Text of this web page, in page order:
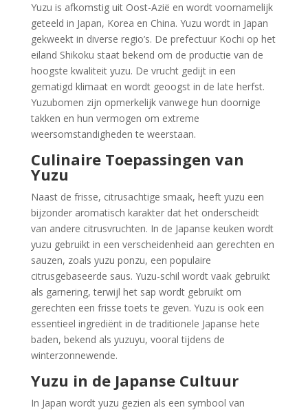
Yuzu is afkomstig uit Oost-Azië en wordt voornamelijk
geteeld in Japan, Korea en China. Yuzu wordt in Japan
gekweekt in diverse regio’s. De prefectuur Kochi op het
eiland Shikoku staat bekend om de productie van de
hoogste kwaliteit yuzu. De vrucht gedijt in een
gematigd klimaat en wordt geoogst in de late herfst.
Yuzubomen zijn opmerkelijk vanwege hun doornige
takken en hun vermogen om extreme
weersomstandigheden te weerstaan.
Culinaire Toepassingen van
Yuzu
Naast de frisse, citrusachtige smaak, heeft yuzu een
bijzonder aromatisch karakter dat het onderscheidt
van andere citrusvruchten. In de Japanse keuken wordt
yuzu gebruikt in een verscheidenheid aan gerechten en
sauzen, zoals yuzu ponzu, een populaire
citrusgebaseerde saus. Yuzu-schil wordt vaak gebruikt
als garnering, terwijl het sap wordt gebruikt om
gerechten een frisse toets te geven. Yuzu is ook een
essentieel ingrediënt in de traditionele Japanse hete
baden, bekend als yuzuyu, vooral tijdens de
winterzonnewende.
Yuzu in de Japanse Cultuur
In Japan wordt yuzu gezien als een symbool van